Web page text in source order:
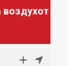
воздухот